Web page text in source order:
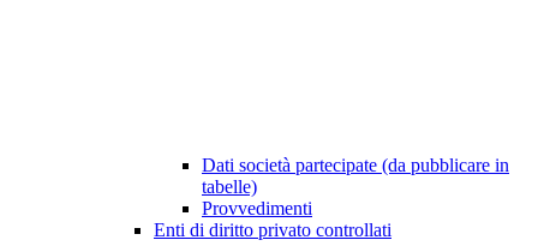
Dati società partecipate (da pubblicare in
tabelle)
Provvedimenti
Enti di diritto privato controllati